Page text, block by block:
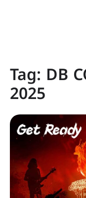
Tag: DB
2025